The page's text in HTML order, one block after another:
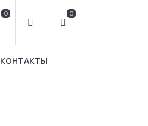
0 0
КОНТАКТЫ